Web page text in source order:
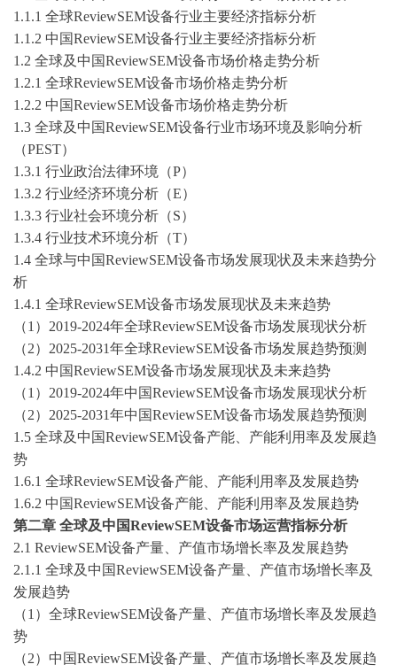
1.1.1 全球ReviewSEM设备行业主要经济指标分析
1.1.2 中国ReviewSEM设备行业主要经济指标分析
1.2 全球及中国ReviewSEM设备市场价格走势分析
1.2.1 全球ReviewSEM设备市场价格走势分析
1.2.2 中国ReviewSEM设备市场价格走势分析
1.3 全球及中国ReviewSEM设备行业市场环境及影响分析
（PEST）
1.3.1 行业政治法律环境（P）
1.3.2 行业经济环境分析（E）
1.3.3 行业社会环境分析（S）
1.3.4 行业技术环境分析（T）
1.4 全球与中国ReviewSEM设备市场发展现状及未来趋势分
析
1.4.1 全球ReviewSEM设备市场发展现状及未来趋势
（1）2019-2024年全球ReviewSEM设备市场发展现状分析
（2）2025-2031年全球ReviewSEM设备市场发展趋势预测
1.4.2 中国ReviewSEM设备市场发展现状及未来趋势
（1）2019-2024年中国ReviewSEM设备市场发展现状分析
（2）2025-2031年中国ReviewSEM设备市场发展趋势预测
1.5 全球及中国ReviewSEM设备产能、产能利用率及发展趋
势
1.6.1 全球ReviewSEM设备产能、产能利用率及发展趋势
1.6.2 中国ReviewSEM设备产能、产能利用率及发展趋势
第二章 全球及中国ReviewSEM设备市场运营指标分析
2.1 ReviewSEM设备产量、产值市场增长率及发展趋势
2.1.1 全球及中国ReviewSEM设备产量、产值市场增长率及
发展趋势
（1） 全球ReviewSEM设备产量、产值市场增长率及发展趋
势
（2） 中国ReviewSEM设备产量、产值市场增长率及发展趋